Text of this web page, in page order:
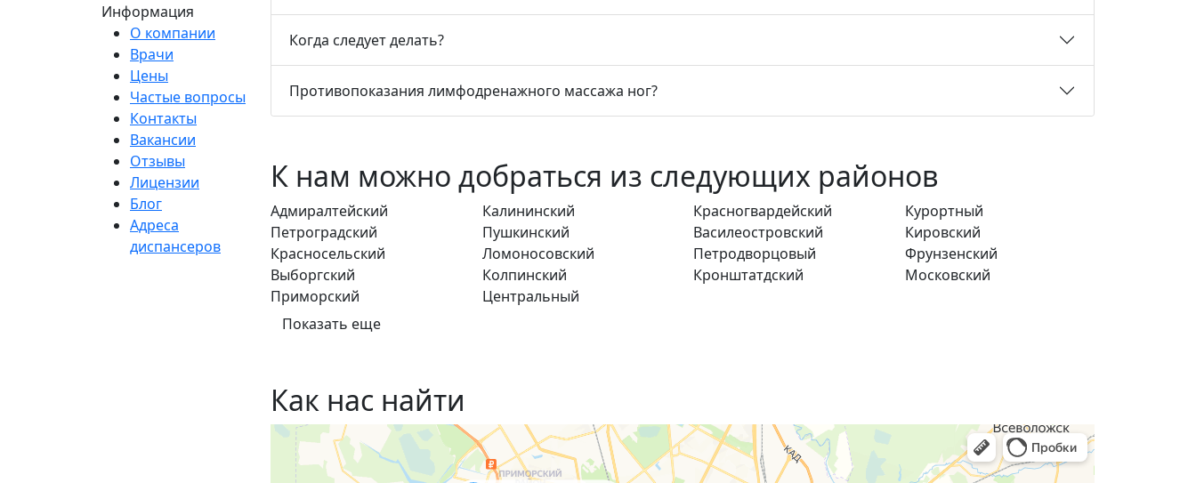
Информация
О компании
Врачи
Цены
Частые вопросы
Контакты
Вакансии
Отзывы
Лицензии
Блог
Адреса
диспансеров
Когда следует делать?
Противопоказания лимфодренажного массажа ног?
К нам можно добраться из следующих районов
Адмиралтейский Калининский Красногвардейский
Курортный
Петроградский
Пушкинский Василеостровский
Кировский
Красносельский
Ломоносовский Петродворцовый
Фрунзенский
Выборгский
Колпинский Кронштатдский
Московский
Приморский
Центральный
Показать еще
Как нас найти